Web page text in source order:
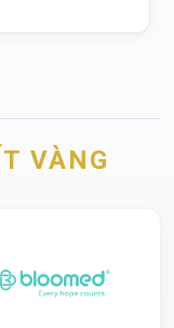
VÀNG